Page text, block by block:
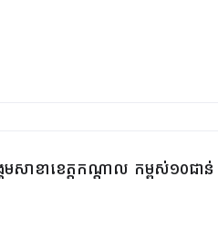
មសាខាខេត្តកណ្តាល កម្ពស់១០ជាន់